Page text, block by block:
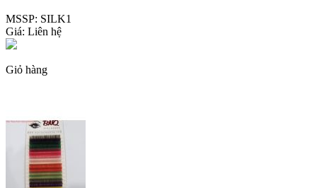
MSSP: SILK1
Giá: Liên hệ
Giỏ hàng